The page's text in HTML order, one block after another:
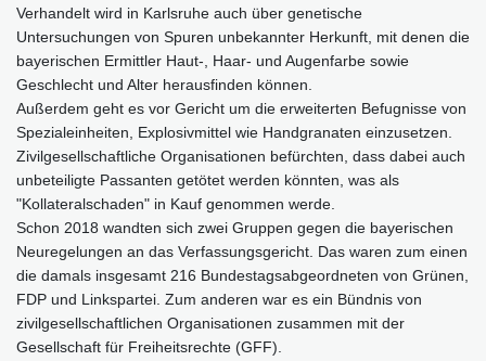
Verhandelt wird in Karlsruhe auch über genetische
Untersuchungen von Spuren unbekannter Herkunft, mit denen die
bayerischen Ermittler Haut-, Haar- und Augenfarbe sowie
Geschlecht und Alter herausfinden können.
Außerdem geht es vor Gericht um die erweiterten Befugnisse von
Spezialeinheiten, Explosivmittel wie Handgranaten einzusetzen.
Zivilgesellschaftliche Organisationen befürchten, dass dabei auch
unbeteiligte Passanten getötet werden könnten, was als
"Kollateralschaden" in Kauf genommen werde.
Schon 2018 wandten sich zwei Gruppen gegen die bayerischen
Neuregelungen an das Verfassungsgericht. Das waren zum einen
die damals insgesamt 216 Bundestagsabgeordneten von Grünen,
FDP und Linkspartei. Zum anderen war es ein Bündnis von
zivilgesellschaftlichen Organisationen zusammen mit der
Gesellschaft für Freiheitsrechte (GFF).